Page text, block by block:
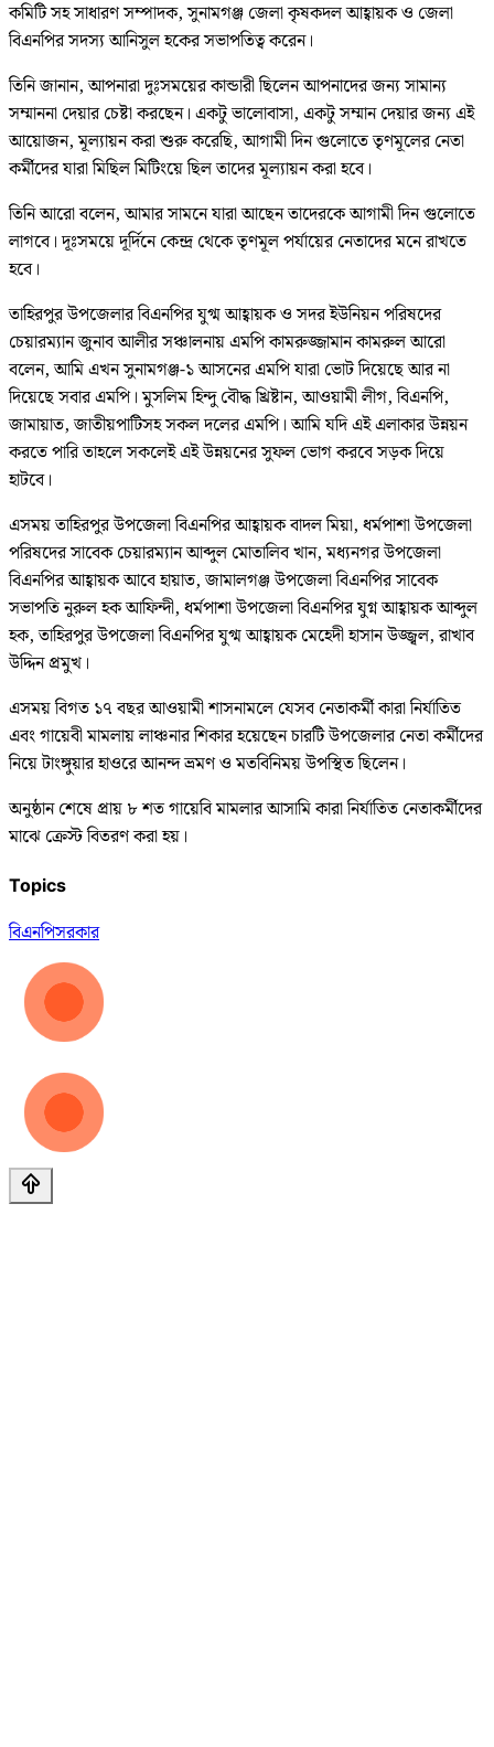
কমিটি সহ সাধারণ সম্পাদক, সুনামগঞ্জ জেলা কৃষকদল আহ্বায়ক ও জেলা
বিএনপির সদস্য আনিসুল হকের সভাপতিত্ব করেন।
তিনি জানান, আপনারা দুঃসময়ের কান্ডারী ছিলেন আপনাদের জন্য সামান্য
সম্মাননা দেয়ার চেষ্টা করছেন। একটু ভালোবাসা, একটু সম্মান দেয়ার জন্য এই
আয়োজন, মূল্যায়ন করা শুরু করেছি, আগামী দিন গুলোতে তৃণমূলের নেতা
কর্মীদের যারা মিছিল মিটিংয়ে ছিল তাদের মূল্যায়ন করা হবে।
তিনি আরো বলেন, আমার সামনে যারা আছেন তাদেরকে আগামী দিন গুলোতে
লাগবে। দূঃসময়ে দূর্দিনে কেন্দ্র থেকে তৃণমূল পর্যায়ের নেতাদের মনে রাখতে
হবে।
তাহিরপুর উপজেলার বিএনপির যুগ্ম আহ্বায়ক ও সদর ইউনিয়ন পরিষদের
চেয়ারম্যান জুনাব আলীর সঞ্চালনায় এমপি কামরুজ্জামান কামরুল আরো
বলেন, আমি এখন সুনামগঞ্জ-১ আসনের এমপি যারা ভোট দিয়েছে আর না
দিয়েছে সবার এমপি। মুসলিম হিন্দু বৌদ্ধ খ্রিষ্টান, আওয়ামী লীগ, বিএনপি,
জামায়াত, জাতীয়পাটিসহ সকল দলের এমপি। আমি যদি এই এলাকার উন্নয়ন
করতে পারি তাহলে সকলেই এই উন্নয়নের সুফল ভোগ করবে সড়ক দিয়ে
হাটবে।
এসময় তাহিরপুর উপজেলা বিএনপির আহ্বায়ক বাদল মিয়া, ধর্মপাশা উপজেলা
পরিষদের সাবেক চেয়ারম্যান আব্দুল মোতালিব খান, মধ্যনগর উপজেলা
বিএনপির আহ্বায়ক আবে হায়াত, জামালগঞ্জ উপজেলা বিএনপির সাবেক
সভাপতি নুরুল হক আফিন্দী, ধর্মপাশা উপজেলা বিএনপির যুগ্ন আহ্বায়ক আব্দুল
হক, তাহিরপুর উপজেলা বিএনপির যুগ্ম আহ্বায়ক মেহেদী হাসান উজ্জ্বল, রাখাব
উদ্দিন প্রমুখ।
এসময় বিগত ১৭ বছর আওয়ামী শাসনামলে যেসব নেতাকর্মী কারা নির্যাতিত
এবং গায়েবী মামলায় লাঞ্চনার শিকার হয়েছেন চারটি উপজেলার নেতা কর্মীদের
নিয়ে টাংঙ্গুয়ার হাওরে আনন্দ ভ্রমণ ও মতবিনিময় উপস্থিত ছিলেন।
অনুষ্ঠান শেষে প্রায় ৮ শত গায়েবি মামলার আসামি কারা নির্যাতিত নেতাকর্মীদের
মাঝে ক্রেস্ট বিতরণ করা হয়।
Topics
বিএনপিসরকার